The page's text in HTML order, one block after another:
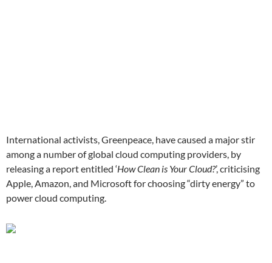
International activists, Greenpeace, have caused a major stir
among a number of global cloud computing providers, by
releasing a report entitled ‘How Clean is Your Cloud?’, criticising
Apple, Amazon, and Microsoft for choosing “dirty energy” to
power cloud computing.